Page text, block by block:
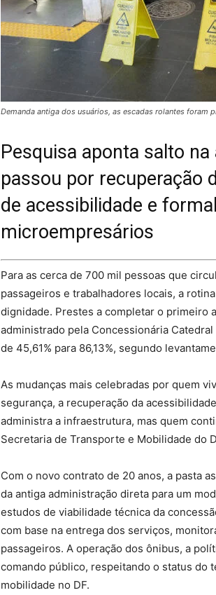
Demanda antiga dos usuários, as escadas rolantes foram
Pesquisa aponta salto
passou por recuperação
de acessibilidade e
microempresários
Para as cerca de 700 mil pessoas que
passageiros e trabalhadores locais, a
dignidade. Prestes a completar o primeiro
administrado pela Concessionária
de 45,61% para 86,13%, segundo
As mudanças mais celebradas por quem
segurança, a recuperação da
administra a infraestrutura, mas quem
Secretaria de Transporte e Mobilidade do
Com o novo contrato de 20 anos, a pasta
da antiga administração direta para um
estudos de viabilidade técnica da
com base na entrega dos serviços,
passageiros. A operação dos ônibus, a
comando público, respeitando o status do
mobilidade no DF.